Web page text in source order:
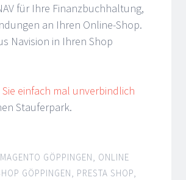
für Ihre Finanzbuchhaltung,
an Ihren Online-Shop.
Navision in Ihren Shop
einfach mal unverbindlich
Stauferpark.
MAGENTO GÖPPINGEN, ONLINE
GÖPPINGEN, PRESTA SHOP,